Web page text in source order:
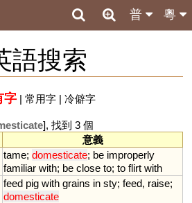
粵
普
語搜索
字| 常用字| 冷僻字
], 找到 3 個
意義
tame; domesticate; be improperly
familiar with; be close to; to flirt with
feed pig with grains in sty; feed, raise;
domesticate